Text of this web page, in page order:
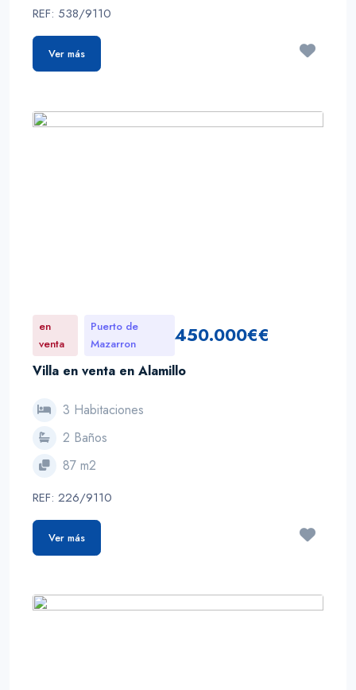
REF: 538/9110
Ver más
en
venta
Puerto de
Mazarron
450.000€€
Villa en venta en Alamillo
3 Habitaciones
2 Baños
87 m2
REF: 226/9110
Ver más